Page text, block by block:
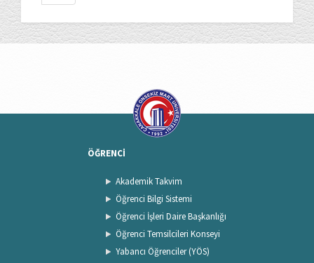
ÖĞRENCİ
Akademik Takvim
Öğrenci Bilgi Sistemi
Öğrenci İşleri Daire Başkanlığı
Öğrenci Temsilcileri Konseyi
Yabancı Öğrenciler (YÖS)